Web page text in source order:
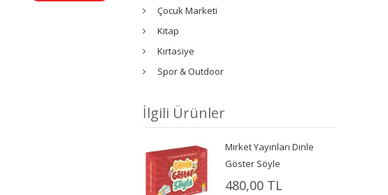
Çocuk Marketi
Kitap
Kırtasiye
Spor & Outdoor
İlgili Ürünler
Mirket Yayınları Dinle
Göster Söyle
480,00 TL